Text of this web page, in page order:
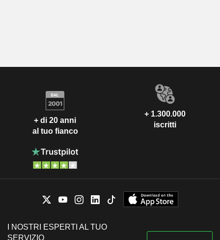
+ di 20 anni
al tuo fianco
+ 1.300.000
iscritti
I NOSTRI ESPERTI AL TUO
SERVIZIO